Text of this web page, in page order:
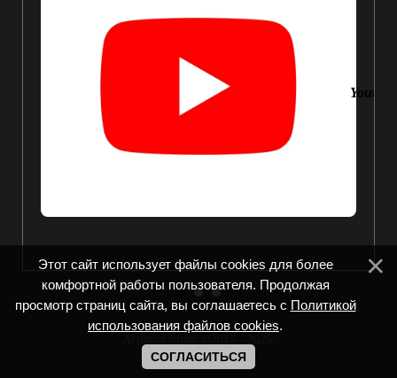
Youtube
Этот сайт использует файлы cookies для более
комфортной работы пользователя. Продолжая
просмотр страниц сайта, вы соглашаетесь с Политикой
использования файлов cookies.
СОГЛАСИТЬСЯ